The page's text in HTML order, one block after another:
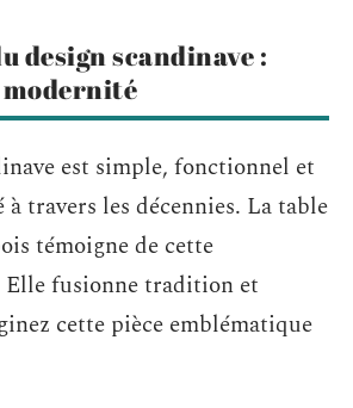
design scandinave :
est simple, fonctionnel et
à travers les décennies. La table
témoigne de cette
fusionne tradition et
cette pièce emblématique